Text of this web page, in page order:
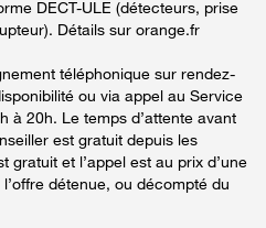
DECT-ULE (détecteurs, prise
Détails sur orange.fr
téléphonique sur rendez-
ou via appel au Service
à 20h. Le temps d’attente avant
est gratuit depuis les
gratuit et l’appel est au prix d’une
détenue, ou décompté du